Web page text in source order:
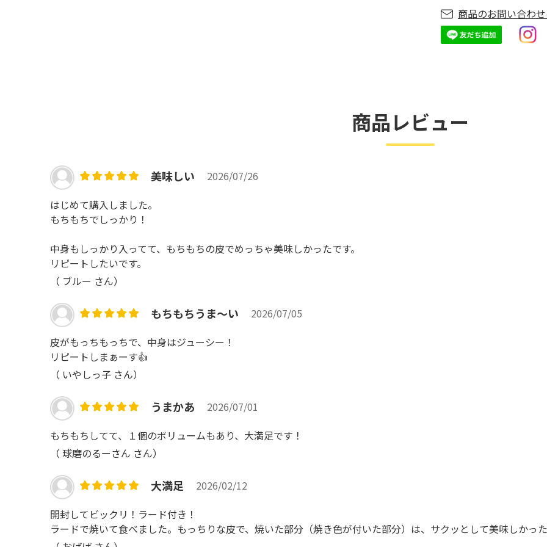
商品のお問い合わ
商品レビュー
美味しい
2026/07/26
はじめて購入しました。
もちもちでしっかり！
中身もしっかり入ってて、もちもちの皮でめっちゃ美味しかったです。
リピートしたいです。
（ ブルー さん）
もちもちうま～い
2026/07/05
皮がもっちもっちで、中身はジューシー！
リピートしまぁーす👍
（ いやしっ子 さん）
うまかあ
2026/07/01
もちもちしてて、１個のボリュームもあり、大満足です！
（ 球磨のるーさん さん）
大満足
2026/02/12
開封してビックリ！ラード付き！
ラードで焼いて食べました。もっちりな皮で、焼いた部分（焼き色が付いた部分）は、サクッとして美味しかっ